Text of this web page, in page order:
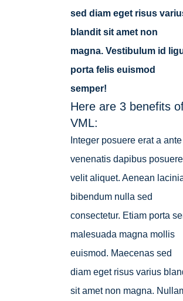
sed diam eget risus
blandit sit amet non
magna. Vestibulum id
porta felis euismod
semper!
Here are 3 benefits
VML:
Integer posuere erat a ante
venenatis dapibus posuere
velit aliquet. Aenean
bibendum nulla sed
consectetur. Etiam porta
malesuada magna mollis
euismod. Maecenas sed
diam eget risus varius
sit amet non magna.